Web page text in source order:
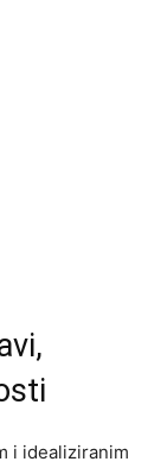
i idealiziranim